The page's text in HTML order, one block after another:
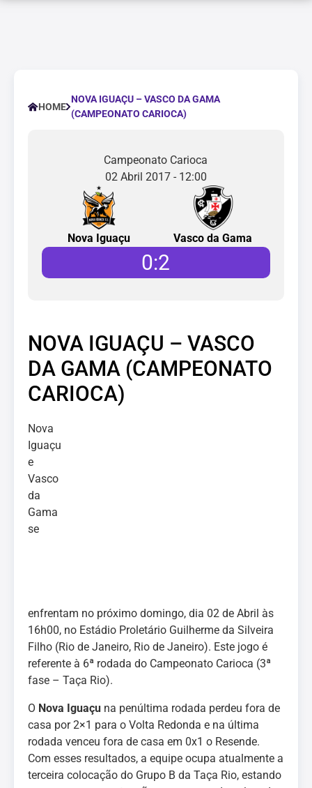
HOME
NOVA IGUAÇU – VASCO DA GAMA
(CAMPEONATO CARIOCA)
Campeonato Carioca
02 Abril 2017 - 12:00
Nova Iguaçu Vasco da Gama
0:2
NOVA IGUAÇU – VASCO
DA GAMA (CAMPEONATO
CARIOCA)
Nova
Iguaçu
e
Vasco
da
Gama
se
enfrentam no próximo domingo, dia 02 de Abril às
16h00, no Estádio Proletário Guilherme da Silveira
Filho (Rio de Janeiro, Rio de Janeiro). Este jogo é
referente à 6ª rodada do Campeonato Carioca (3ª
fase – Taça Rio).
O Nova Iguaçu na penúltima rodada perdeu fora de
casa por 2×1 para o Volta Redonda e na última
rodada venceu fora de casa em 0x1 o Resende.
Com esses resultados, a equipe ocupa atualmente a
terceira colocação do Grupo B da Taça Rio, estando